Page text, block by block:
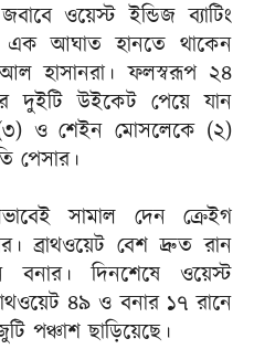
ওয়েস্ট ইন্ডিজ ব্যাটিং
আঘাত হানতে থাকেন
হাসানরা। ফলস্বরূপ ২৪
দুইটি উইকেট পেয়ে যান
(৩) ও শেইন মোসলেকে (২)
পেসার।
সামাল দেন ক্রেইগ
ব্রাথওয়েট বেশ দ্রুত রান
দিনশেষে ওয়েস্ট
৪৯ ও বনার ১৭ রানে
পঞ্চাশ ছাড়িয়েছে।